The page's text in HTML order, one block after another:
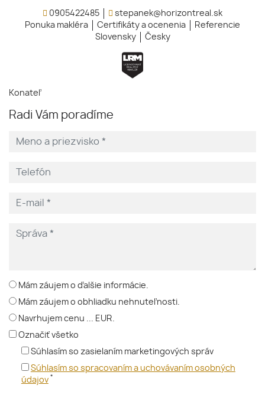
0905422485
stepanek@horizontreal.sk
Ponuka makléra
Certifikáty a ocenenia
Referencie
Slovensky
Česky
Konateľ
Radi Vám poradíme
Mám záujem o ďalšie informácie.
Mám záujem o obhliadku nehnuteľnosti.
Navrhujem cenu ... EUR.
Označiť všetko
Súhlasím so zasielaním marketingových správ
Súhlasím so spracovaním a uchovávaním osobných
údajov *